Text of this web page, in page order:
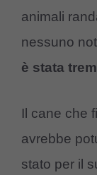
animali
nessuno
è stata
Il cane che
avrebbe
stato per il